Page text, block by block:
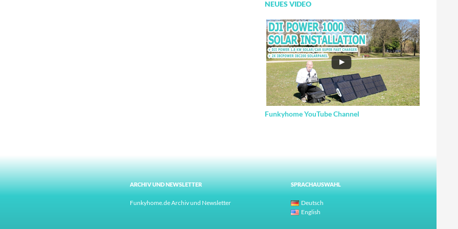
NEUES VIDEO
Funkyhome YouTube Channel
ARCHIV UND NEWSLETTER
Funkyhome.de Archiv und Newsletter
SPRACHAUSWAHL
Deutsch
English